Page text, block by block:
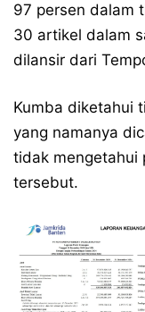
97 persen dalam
30 artikel dalam
dilansir dari
Kumba diketahui
yang namanya
tidak mengetahui
tersebut.